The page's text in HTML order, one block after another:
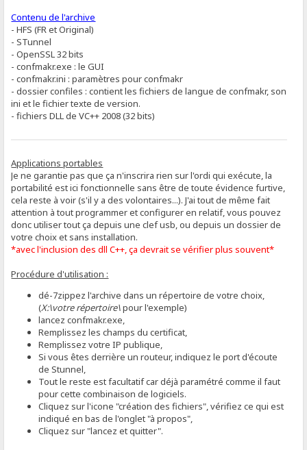
Contenu de l'archive
- HFS (FR et Original)
- STunnel
- OpenSSL 32 bits
- confmakr.exe : le GUI
- confmakr.ini : paramètres pour confmakr
- dossier confiles : contient les fichiers de langue de confmakr, son
ini et le fichier texte de version.
- fichiers DLL de VC++ 2008 (32 bits)
Applications portables
Je ne garantie pas que ça n'inscrira rien sur l'ordi qui exécute, la
portabilité est ici fonctionnelle sans être de toute évidence furtive,
cela reste à voir (s'il y a des volontaires...). J'ai tout de même fait
attention à tout programmer et configurer en relatif, vous pouvez
donc utiliser tout ça depuis une clef usb, ou depuis un dossier de
votre choix et sans installation.
*avec l'inclusion des dll C++, ça devrait se vérifier plus souvent*
Procédure d'utilisation :
dé-7zippez l'archive dans un répertoire de votre choix,
(X:\votre répertoire\pour l'exemple)
lancez confmakr.exe,
Remplissez les champs du certificat,
Remplissez votre IP publique,
Si vous êtes derrière un routeur, indiquez le port d'écoute
de Stunnel,
Tout le reste est facultatif car déjà paramétré comme il faut
pour cette combinaison de logiciels.
Cliquez sur l'icone "création des fichiers", vérifiez ce qui est
indiqué en bas de l'onglet "à propos",
Cliquez sur "lancez et quitter".